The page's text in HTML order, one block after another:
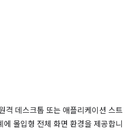
격 데스크톱 또는 애플리케이션 스트
몰입형 전체 화면 환경을 제공합니